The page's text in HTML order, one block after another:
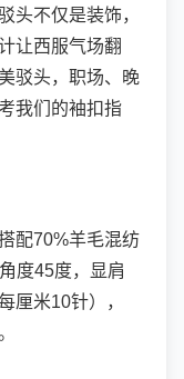
头不仅是装饰，
让西服气场翻
驳头，职场、晚
我们的袖扣指
配70%羊毛混纺
度45度，显肩
厘米10针），